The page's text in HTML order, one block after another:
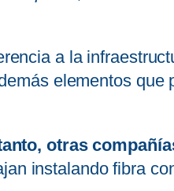
a la
elementos que
otras
instalando fibra